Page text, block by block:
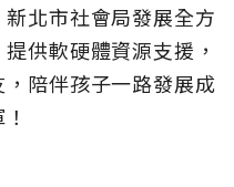
北市社會局發展全方
供軟硬體資源支援，
陪伴孩子一路發展成